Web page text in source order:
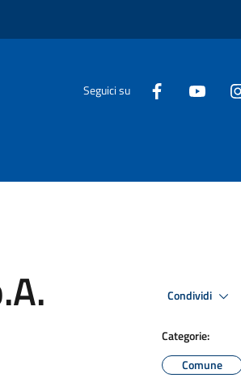
Seguici su
Condividi
Categorie:
Comune